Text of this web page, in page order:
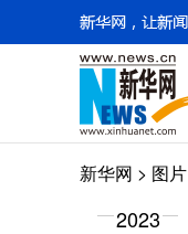
新华网 > 图片
2023